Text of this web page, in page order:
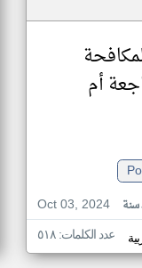
أم
Oct 03, 2024
سنة
عدد الكلمات: ٥١٨